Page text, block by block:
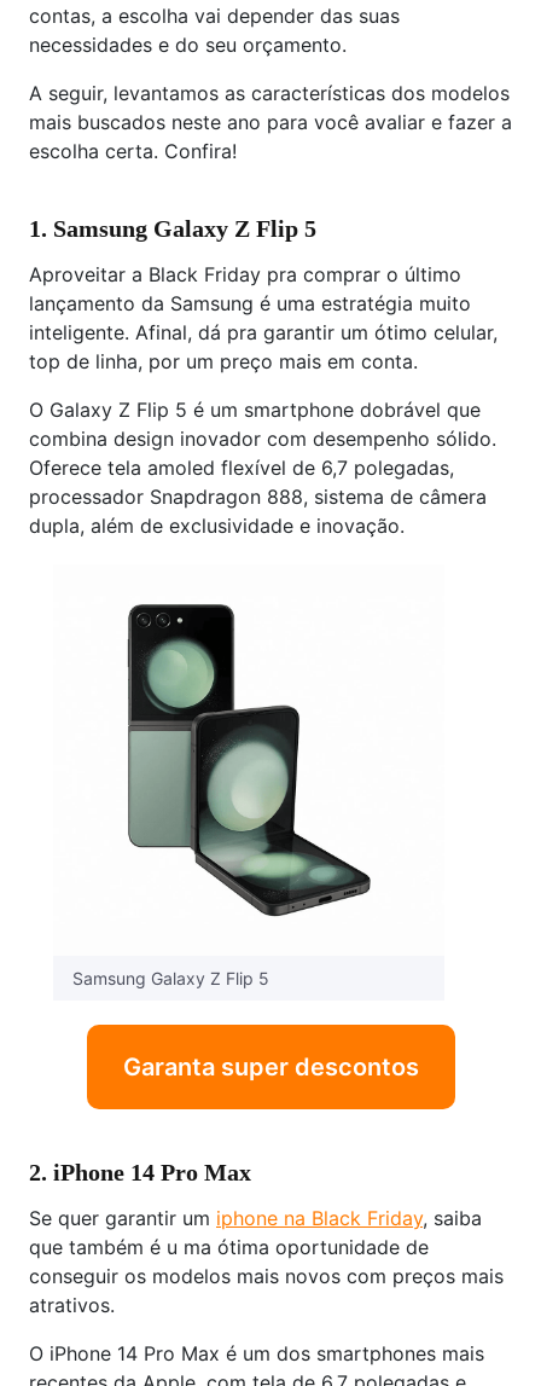
contas, a escolha vai depender das suas
necessidades e do seu orçamento.
A seguir, levantamos as características dos modelos
mais buscados neste ano para você avaliar e fazer a
escolha certa. Confira!
1. Samsung Galaxy Z Flip 5
Aproveitar a Black Friday pra comprar o último
lançamento da Samsung é uma estratégia muito
inteligente. Afinal, dá pra garantir um ótimo celular,
top de linha, por um preço mais em conta.
O Galaxy Z Flip 5 é um smartphone dobrável que
combina design inovador com desempenho sólido.
Oferece tela amoled flexível de 6,7 polegadas,
processador Snapdragon 888, sistema de câmera
dupla, além de exclusividade e inovação.
Samsung Galaxy Z Flip 5
Garanta super descontos
2. iPhone 14 Pro Max
Se quer garantir um iphone na Black Friday, saiba
que também é u ma ótima oportunidade de
conseguir os modelos mais novos com preços mais
atrativos.
O iPhone 14 Pro Max é um dos smartphones mais